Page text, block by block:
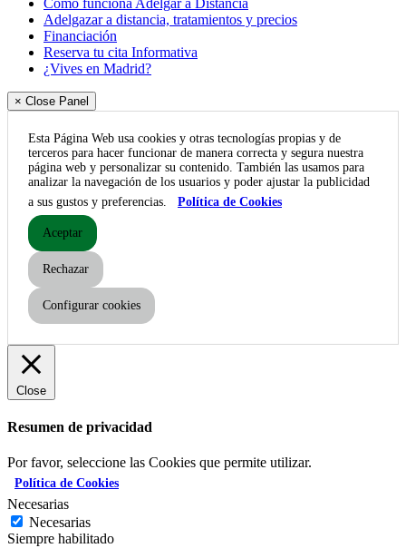
Adelgazar a distancia, tratamientos y precios
Financiación
Reserva tu cita Informativa
¿Vives en Madrid?
× Close Panel
Esta Página Web usa cookies y otras tecnologías propias y de
terceros para hacer funcionar de manera correcta y segura nuestra
página web y personalizar su contenido. También las usamos para
analizar la navegación de los usuarios y poder ajustar la publicidad
a sus gustos y preferencias.
Política de Cookies
Aceptar
Rechazar
Configurar cookies
Close
Resumen de privacidad
Por favor, seleccione las Cookies que permite utilizar.
Política de Cookies
Necesarias
Necesarias
Siempre habilitado